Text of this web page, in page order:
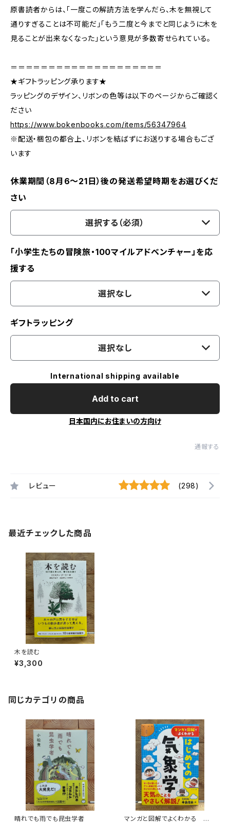
原書読者からは、「一度この解読方法を学んだら、木を無視して
通りすぎることは不可能だ」「もう二度と今までと同じように木を
見ることが出来なくなった」という意見が多数寄せられている。
＝＝＝＝＝＝＝＝＝＝＝＝＝＝＝＝＝＝＝＝
★ギフトラッピング承ります★
ラッピングのデザイン、リボンの色等は以下のページからご確認く
ださい
https://www.bokenbooks.com/items/56347964
※配送・梱包の都合上、リボンを結ばずにお送りする場合もござ
います
休業期間（8月6〜21日）後の発送希望時期をお選びくだ
さい
選択する（必須）
「小学生たちの冒険旅・100マイルアドベンチャー」を応
援する
選択なし
ギフトラッピング
選択なし
International shipping available
Add to cart
日本国内にお住まいの方向け
通報する
レビュー (298)
最近チェックした商品
木を読む
¥3,300
同じカテゴリの商品
晴れでも雨でも昆虫学者
マンガと図解でよくわかる はじ